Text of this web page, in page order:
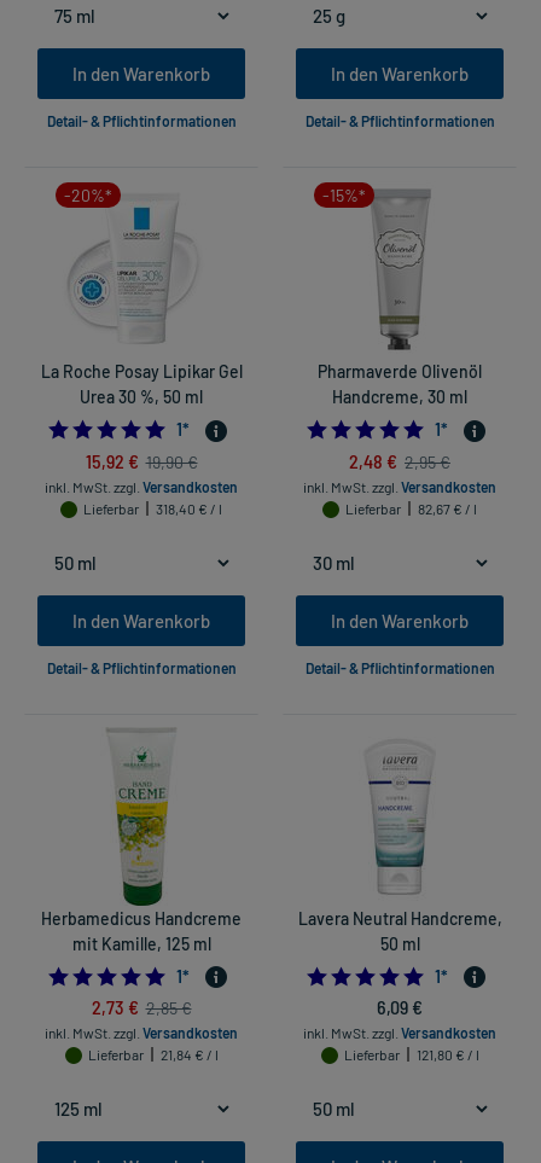
In den Warenkorb
Detail- & Pflichtinformationen
In den Warenkorb
Detail- & Pflichtinformationen
-20%*
La Roche Posay Lipikar Gel
Urea 30 %, 50 ml
5.0
1*
15,92 € 19,90 €
inkl. MwSt. zzgl. Versandkosten
Lieferbar
318,40 € / l
In den Warenkorb
Detail- & Pflichtinformationen
-15%*
Pharmaverde Olivenöl
Handcreme, 30 ml
5.0
1*
2,48 € 2,95 €
inkl. MwSt. zzgl. Versandkosten
Lieferbar
82,67 € / l
In den Warenkorb
Detail- & Pflichtinformationen
Herbamedicus Handcreme
mit Kamille, 125 ml
5.0
1*
2,73 € 2,85 €
inkl. MwSt. zzgl. Versandkosten
Lieferbar
21,84 € / l
Lavera Neutral Handcreme,
50 ml
5.0
1*
6,09 €
inkl. MwSt. zzgl. Versandkosten
Lieferbar
121,80 € / l